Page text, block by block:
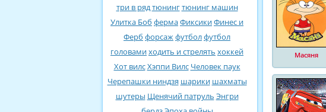
три в рядтюнингтюнинг машин
Улитка Боб фермаФиксикиФинес и
Ферб форсажфутболфутбол
головамиходить и стрелять хоккей
Хот вилсХэппи Вилс Человек паук
Черепашки ниндзя шарики шахматы
шутеры Щенячий патруль Энгри
Масяня